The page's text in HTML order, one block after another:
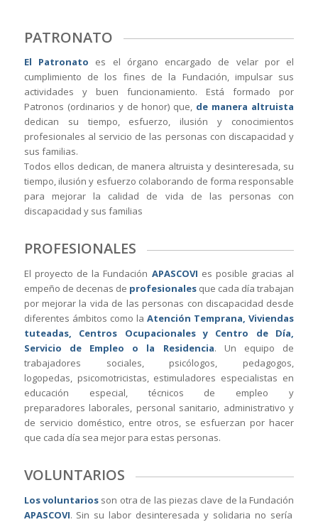
PATRONATO
El Patronato es el órgano encargado de velar por el
cumplimiento de los fines de la Fundación, impulsar sus
actividades y buen funcionamiento. Está formado por
Patronos (ordinarios y de honor) que, de manera altruista
dedican su tiempo, esfuerzo, ilusión y conocimientos
profesionales al servicio de las personas con discapacidad y
sus familias.
Todos ellos dedican, de manera altruista y desinteresada, su
tiempo, ilusión y esfuerzo colaborando de forma responsable
para mejorar la calidad de vida de las personas con
discapacidad y sus familias
PROFESIONALES
El proyecto de la Fundación APASCOVI es posible gracias al
empeño de decenas de profesionales que cada día trabajan
por mejorar la vida de las personas con discapacidad desde
diferentes ámbitos como laAtención Temprana, Viviendas
tuteadas, Centros Ocupacionales y Centro de Día,
Servicio de Empleo o la Residencia. Un equipo de
trabajadores sociales, psicólogos, pedagogos,
logopedas, psicomotricistas, estimuladores especialistas en
educación especial, técnicos de empleo y
preparadores laborales, personal sanitario, administrativo y
de servicio doméstico, entre otros, se esfuerzan por hacer
que cada día sea mejor para estas personas.
VOLUNTARIOS
Los voluntariosson otra de las piezas clave de la Fundación
APASCOVI. Sin su labor desinteresada y solidaria no sería